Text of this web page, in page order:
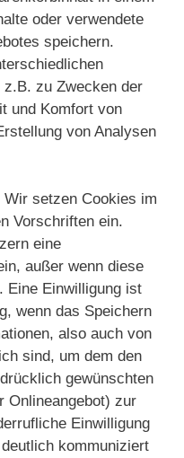
oder verwendete
speichern.
zu Zwecken der
und Komfort von
von Analysen
Wir setzen Cookies im
Vorschriften ein.
eine
außer wenn diese
Eine Einwilligung ist
wenn das Speichern
also auch von
sind, um dem den
gewünschten
Onlineangebot) zur
Einwilligung
kommuniziert